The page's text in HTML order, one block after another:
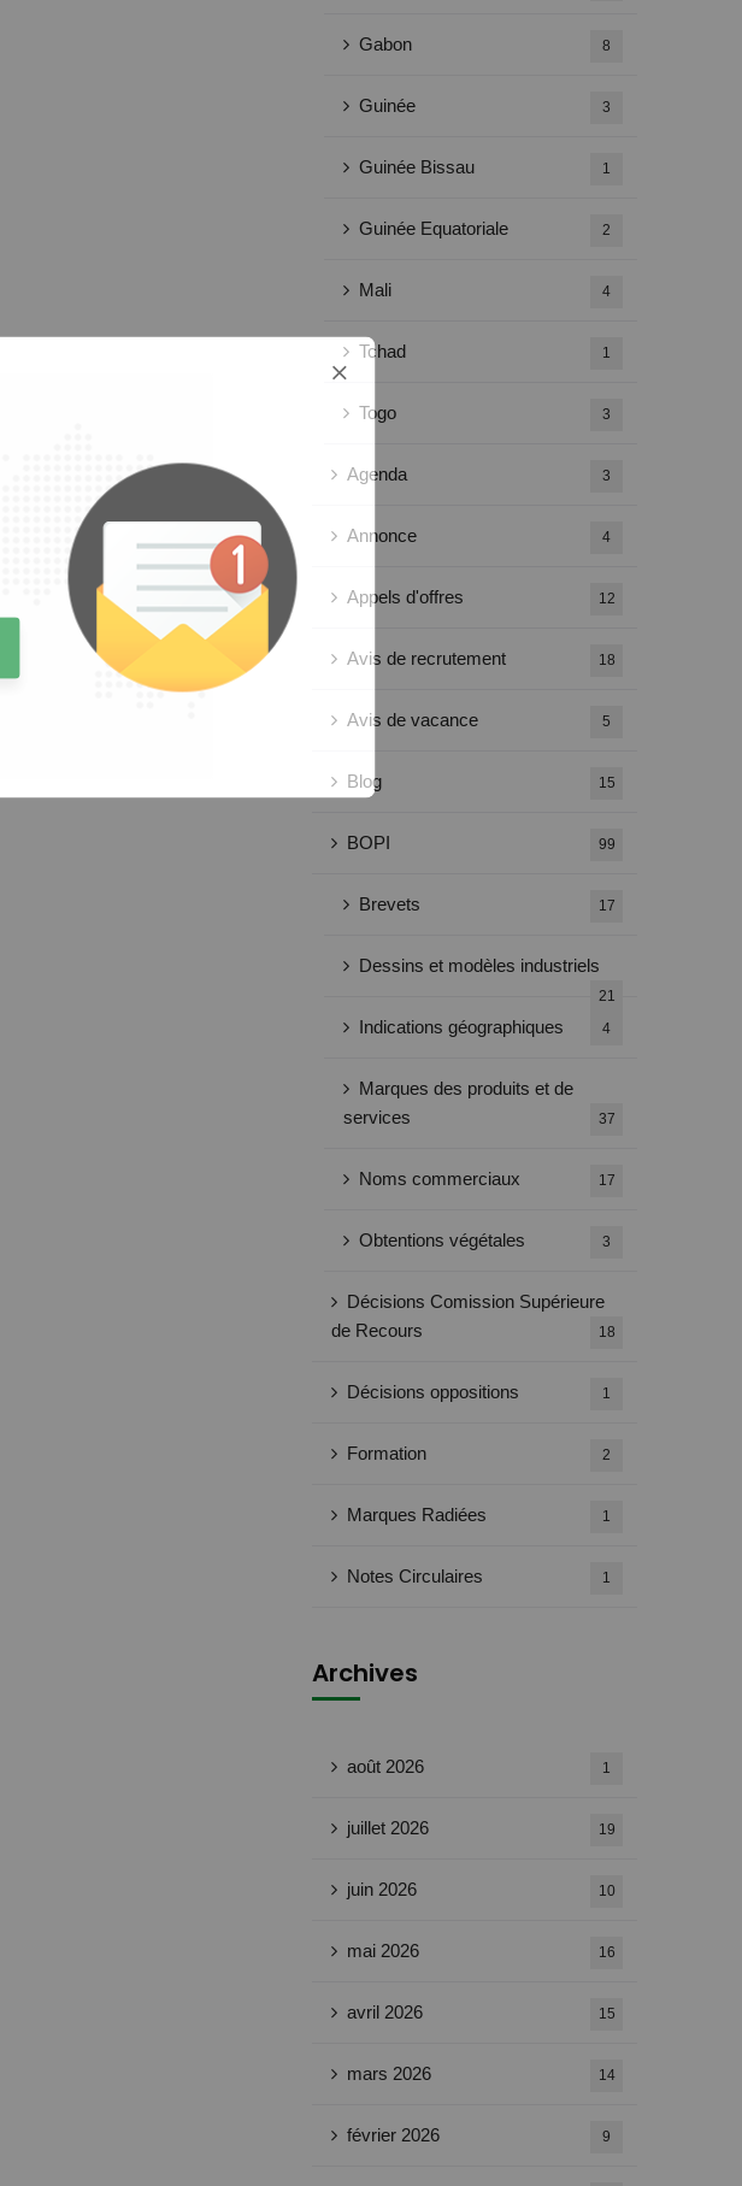
Gabon 8
Guinée 3
Guinée Bissau 1
Guinée Equatoriale 2
Mali 4
Tchad 1
Togo 3
Agenda 3
Annonce 4
Appels d'offres 12
Avis de recrutement 18
Avis de vacance 5
Blog 15
BOPI 99
Brevets 17
Dessins et modèles industriels
21
Indications géographiques 4
Marques des produits et de
services
37
Noms commerciaux 17
Obtentions végétales 3
Décisions Comission Supérieure
de Recours
18
Décisions oppositions 1
Formation 2
Marques Radiées 1
Notes Circulaires 1
Archives
août 2026 1
juillet 2026 19
juin 2026 10
mai 2026 16
avril 2026 15
mars 2026 14
février 2026 9